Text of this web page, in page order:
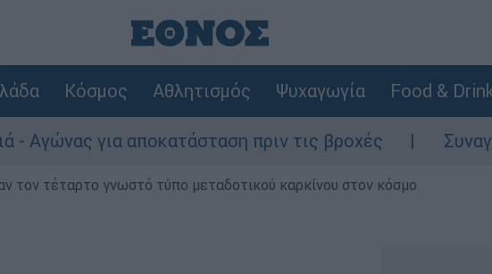
Κόσμος Αθλητισμός Ψυχαγωγία Food &
για αποκατάσταση πριν τις βροχές
τον τέταρτο γνωστό τύπο μεταδοτικού καρκίνου στον κόσμο